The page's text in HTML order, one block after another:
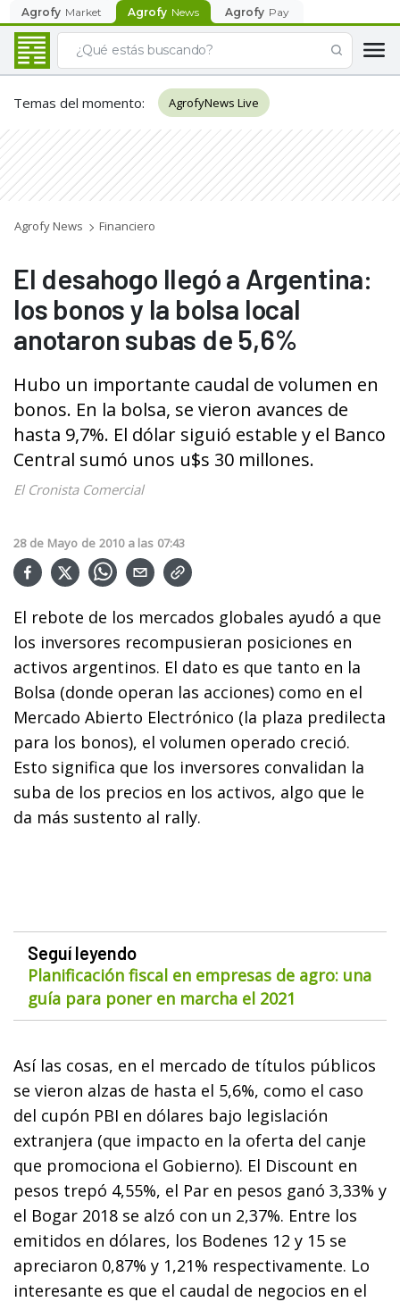
Agrofy Market Agrofy News Agrofy Pay
Temas del momento: AgrofyNews Live
Agrofy News Financiero
El desahogo llegó a Argentina:
los bonos y la bolsa local
anotaron subas de 5,6%
Hubo un importante caudal de volumen en
bonos. En la bolsa, se vieron avances de
hasta 9,7%. El dólar siguió estable y el Banco
Central sumó unos u$s 30 millones.
El Cronista Comercial
28 de Mayo de 2010 a las 07:43
El rebote de los mercados globales ayudó a que
los inversores recompusieran posiciones en
activos argentinos. El dato es que tanto en la
Bolsa (donde operan las acciones) como en el
Mercado Abierto Electrónico (la plaza predilecta
para los bonos), el volumen operado creció.
Esto significa que los inversores convalidan la
suba de los precios en los activos, algo que le
da más sustento al rally.
Seguí leyendo
Planificación fiscal en empresas de agro: una
guía para poner en marcha el 2021
Así las cosas, en el mercado de títulos públicos
se vieron alzas de hasta el 5,6%, como el caso
del cupón PBI en dólares bajo legislación
extranjera (que impacto en la oferta del canje
que promociona el Gobierno). El Discount en
pesos trepó 4,55%, el Par en pesos ganó 3,33% y
el Bogar 2018 se alzó con un 2,37%. Entre los
emitidos en dólares, los Bodenes 12 y 15 se
apreciaron 0,87% y 1,21% respectivamente. Lo
interesante es que el caudal de negocios en el